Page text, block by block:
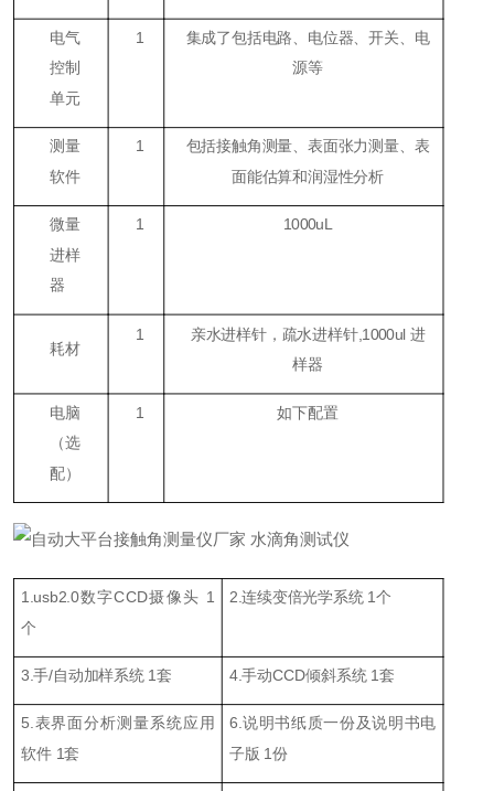
电气
控制
单元
1 集成了包括电路、电位器、开关、电
源等
测量
软件
1 包括接触角测量、表面张力测量、表
面能估算和润湿性分析
微量
进样
器
1 1000uL
耗材
1 亲水进样针，疏水进样针,1000ul 进
样器
电脑
（选
配）
1 如下配置
1.usb2.0数字CCD摄像头 1
个
2.连续变倍光学系统 1个
3.手/自动加样系统 1套 4.手动CCD倾斜系统 1套
5.表界面分析测量系统应用
软件 1套
6.说明书纸质一份及说明书电
子版 1份